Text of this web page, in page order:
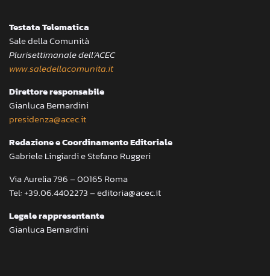
Testata Telematica
Sale della Comunità
Plurisettimanale dell’ACEC
www.saledellacomunita.it
Direttore responsabile
Gianluca Bernardini
presidenza@acec.it
Redazione e Coordinamento Editoriale
Gabriele Lingiardi e Stefano Ruggeri
Via Aurelia 796 – 00165 Roma
Tel: +39.06.4402273 – editoria@acec.it
Legale rappresentante
Gianluca Bernardini